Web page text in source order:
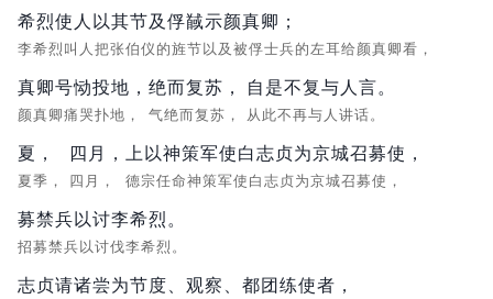
希烈使人以其节及俘馘示颜真卿；
李希烈叫人把张伯仪的旌节以及被俘士兵的左耳给颜真卿看，
真卿号恸投地，
颜真卿痛哭扑地，
绝而复苏，
气绝而复苏，
自是不复与人言。
从此不再与人讲话。
夏，
夏季，
四月，
四月，
上以神策军使白志贞为京城召募使，
德宗任命神策军使白志贞为京城召募使，
募禁兵以讨李希烈。
招募禁兵以讨伐李希烈。
志贞请诸尝为节度、观察、都团练使者，